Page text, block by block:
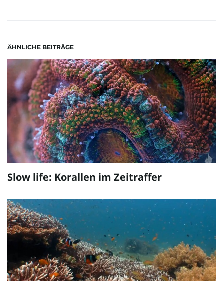
ÄHNLICHE BEITRÄGE
Slow life: Korallen im Zeitraffer